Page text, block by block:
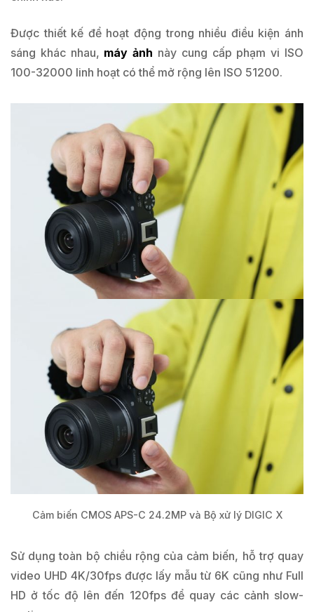
Được thiết kế để hoạt động trong nhiều điều kiện ánh
sáng khác nhau, máy ảnh này cung cấp phạm vi ISO
100-32000 linh hoạt có thể mở rộng lên ISO 51200.
Cảm biến CMOS APS-C 24.2MP và Bộ xử lý DIGIC X
Sử dụng toàn bộ chiều rộng của cảm biến, hỗ trợ quay
video UHD 4K/30fps được lấy mẫu từ 6K cũng như Full
HD ở tốc độ lên đến 120fps để quay các cảnh slow-